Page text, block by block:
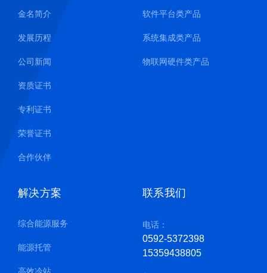
金名简介
发展历程
公司新闻
资质证书
专利证书
荣誉证书
合作伙伴
软件平台类产品
系统集成类产品
物联网硬件类产品
解决方案
综合能源服务
能源托管
高效冷站
联系我们
电话：
0592-5372398
15359438805